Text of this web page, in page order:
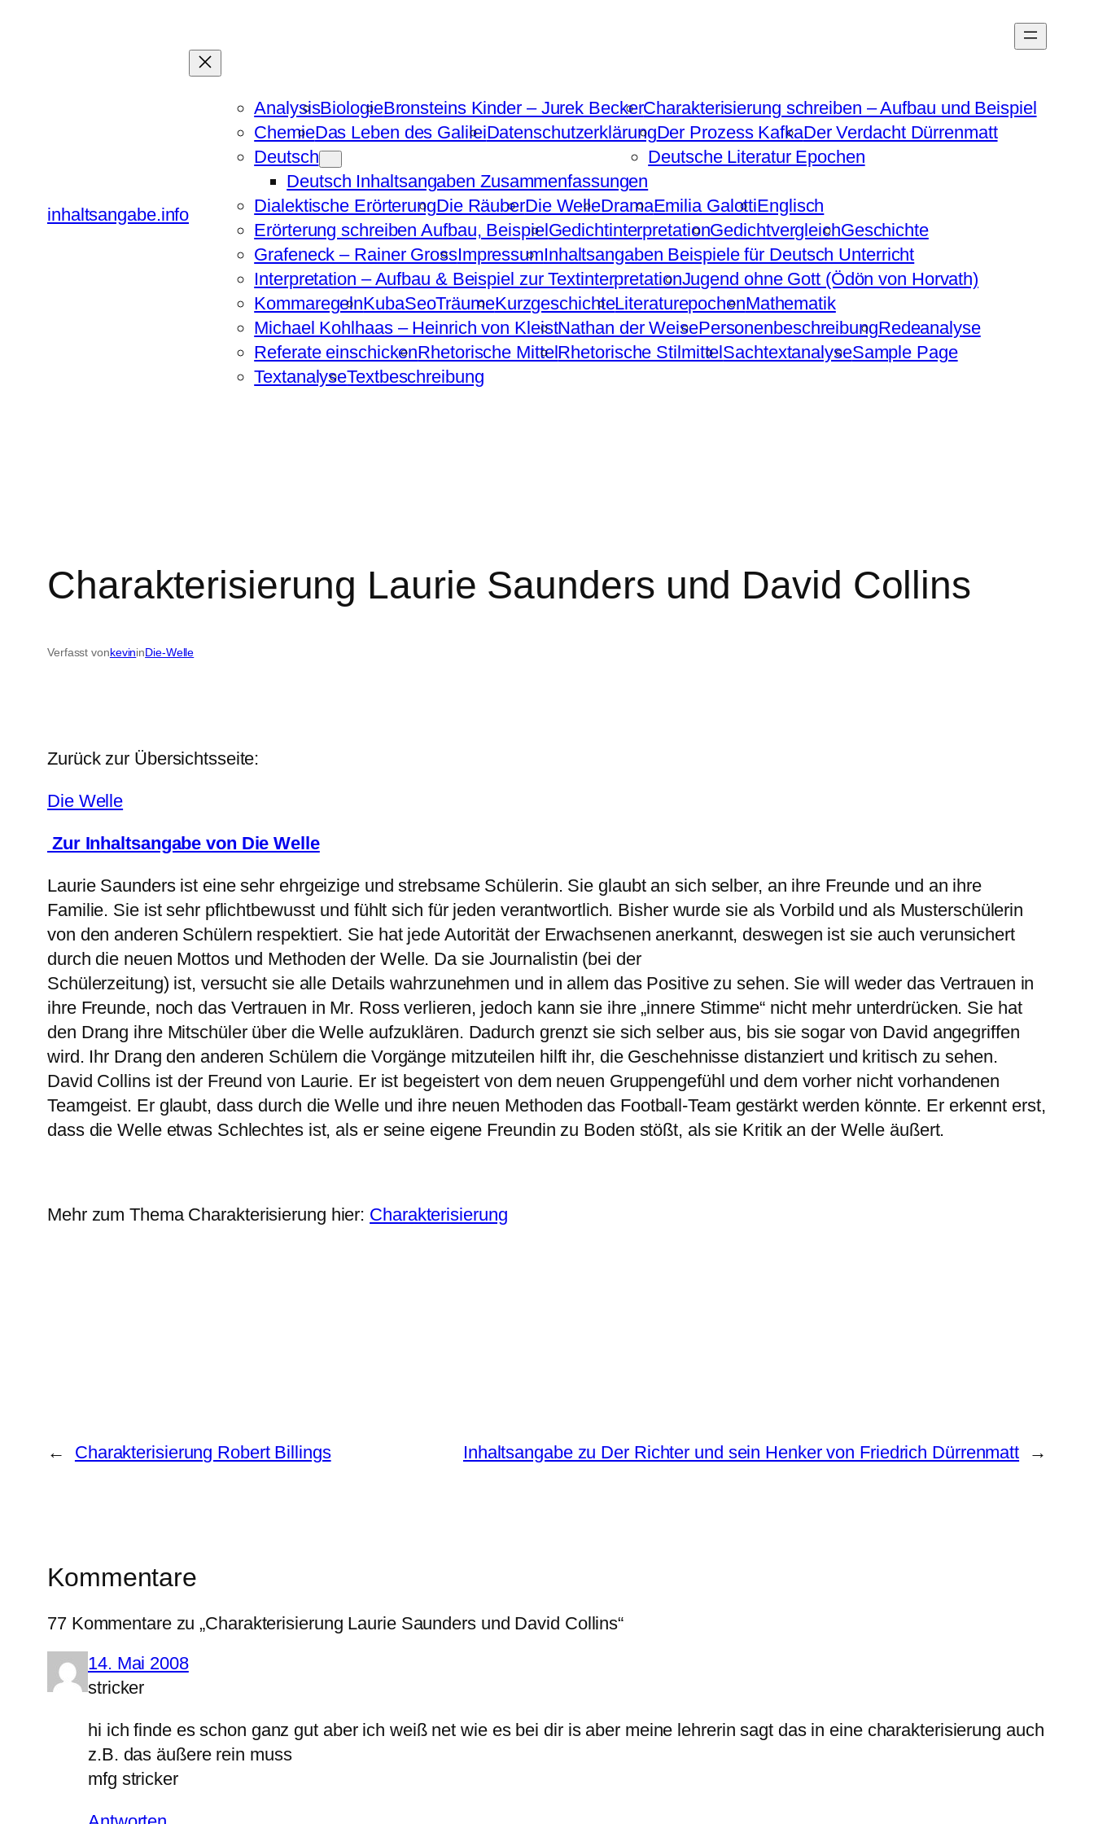
inhaltsangabe.info
AnalysisBiologieBronsteins Kinder – Jurek BeckerCharakterisierung schreiben – Aufbau und Beispiel
ChemieDas Leben des GalileiDatenschutzerklärungDer Prozess KafkaDer Verdacht Dürrenmatt
Deutsch
Deutsch Inhaltsangaben Zusammenfassungen
Deutsche Literatur Epochen
Dialektische ErörterungDie RäuberDie WelleDramaEmilia GalottiEnglisch
Erörterung schreiben Aufbau, BeispielGedichtinterpretationGedichtvergleichGeschichte
Grafeneck – Rainer GrossImpressumInhaltsangaben Beispiele für Deutsch Unterricht
Interpretation – Aufbau & Beispiel zur TextinterpretationJugend ohne Gott (Ödön von Horvath)
KommaregelnKubaSeoTräumeKurzgeschichteLiteraturepochenMathematik
Michael Kohlhaas – Heinrich von KleistNathan der WeisePersonenbeschreibungRedeanalyse
Referate einschickenRhetorische MittelRhetorische StilmittelSachtextanalyseSample Page
TextanalyseTextbeschreibung
Charakterisierung Laurie Saunders und David Collins
Verfasst vonkevininDie-Welle
Zurück zur Übersichtsseite:
Die Welle
Zur Inhaltsangabe von Die Welle
Laurie Saunders ist eine sehr ehrgeizige und strebsame Schülerin. Sie glaubt an sich selber, an ihre Freunde und an ihre
Familie. Sie ist sehr pflichtbewusst und fühlt sich für jeden verantwortlich. Bisher wurde sie als Vorbild und als Musterschülerin
von den anderen Schülern respektiert. Sie hat jede Autorität der Erwachsenen anerkannt, deswegen ist sie auch verunsichert
durch die neuen Mottos und Methoden der Welle. Da sie Journalistin (bei der
Schülerzeitung) ist, versucht sie alle Details wahrzunehmen und in allem das Positive zu sehen. Sie will weder das Vertrauen in
ihre Freunde, noch das Vertrauen in Mr. Ross verlieren, jedoch kann sie ihre „innere Stimme“ nicht mehr unterdrücken. Sie hat
den Drang ihre Mitschüler über die Welle aufzuklären. Dadurch grenzt sie sich selber aus, bis sie sogar von David angegriffen
wird. Ihr Drang den anderen Schülern die Vorgänge mitzuteilen hilft ihr, die Geschehnisse distanziert und kritisch zu sehen.
David Collins ist der Freund von Laurie. Er ist begeistert von dem neuen Gruppengefühl und dem vorher nicht vorhandenen
Teamgeist. Er glaubt, dass durch die Welle und ihre neuen Methoden das Football-Team gestärkt werden könnte. Er erkennt erst,
dass die Welle etwas Schlechtes ist, als er seine eigene Freundin zu Boden stößt, als sie Kritik an der Welle äußert.
Mehr zum Thema Charakterisierung hier: Charakterisierung
← Charakterisierung Robert Billings Inhaltsangabe zu Der Richter und sein Henker von Friedrich Dürrenmatt →
Kommentare
77 Kommentare zu „Charakterisierung Laurie Saunders und David Collins“
14. Mai 2008
stricker
hi ich finde es schon ganz gut aber ich weiß net wie es bei dir is aber meine lehrerin sagt das in eine charakterisierung auch
z.B. das äußere rein muss
mfg stricker